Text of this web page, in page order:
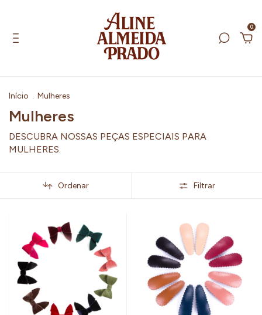
0
Início . Mulheres
Mulheres
DESCUBRA NOSSAS PEÇAS ESPECIAIS PARA
MULHERES.
Ordenar Filtrar